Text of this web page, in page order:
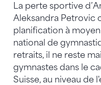
La perte sportive
Aleksandra Petrovic
planification à
national de
retraits, il ne reste
gymnastes dans le
Suisse, au niveau de